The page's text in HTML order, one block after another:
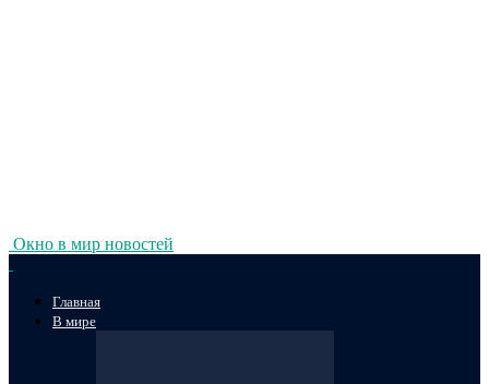
Окно в мир новостей
Главная
В мире